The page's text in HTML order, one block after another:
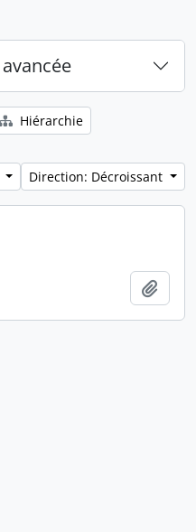
Hiérarchie
Direction: Décroissant